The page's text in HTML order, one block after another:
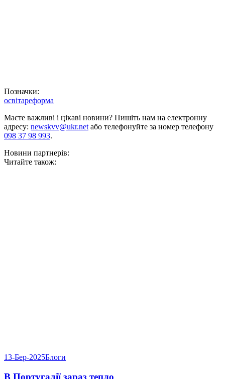
Позначки:
освітареформа
Маєте важливі і цікаві новини? Пишіть нам на електронну
адресу: newskvv@ukr.netабо телефонуйте за номер телефону
098 37 98 993.
Новини партнерів:
Читайте також:
13-Бер-2025Блоги
В Португалії зараз тепло